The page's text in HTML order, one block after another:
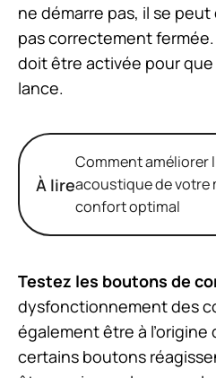
ne démarre pas, il se
pas correctement
doit être activée pour
lance.
À lire
Comment améliorer
acoustique de votre
confort optimal
Testez les boutons de
dysfonctionnement des
également être à l’origine
certains boutons